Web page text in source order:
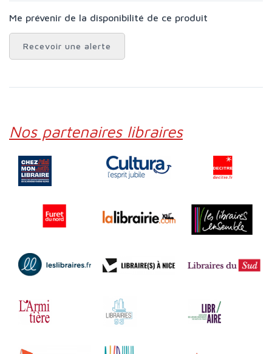
Me prévenir de la disponibilité de ce produit
Recevoir une alerte
Nos partenaires libraires